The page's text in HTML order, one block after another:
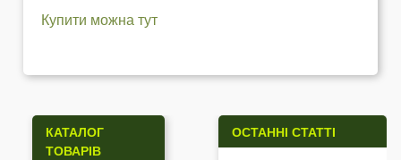
Купити можна тут
КАТАЛОГ
ТОВАРІВ
ОСТАННІ СТАТТІ